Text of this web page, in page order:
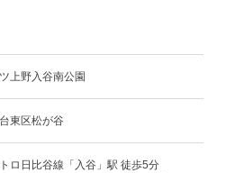
上野入谷南公園
東区松が谷
ロ日比谷線「入谷」駅 徒歩5分